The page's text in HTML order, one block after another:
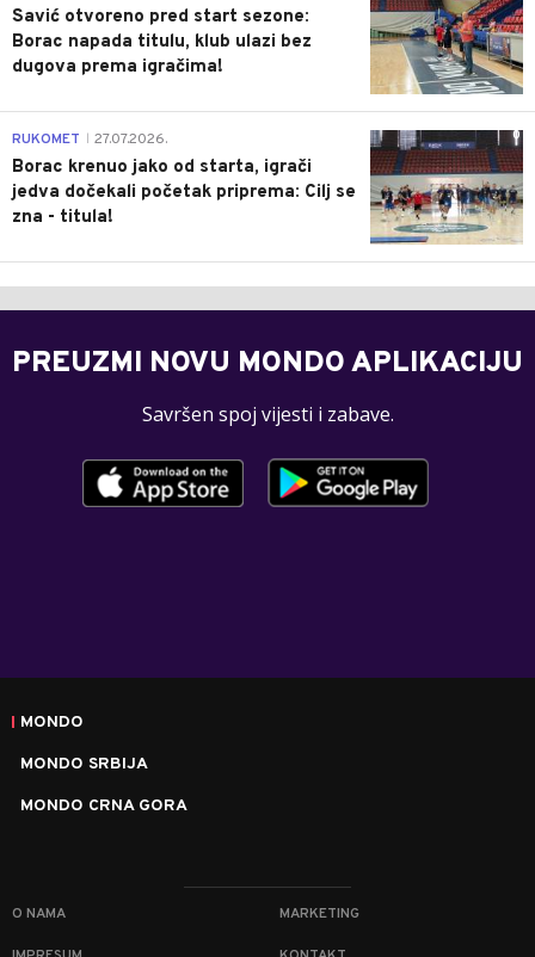
Savić otvoreno pred start sezone:
Borac napada titulu, klub ulazi bez
dugova prema igračima!
0
RUKOMET 27.07.2026.
Borac krenuo jako od starta, igrači
jedva dočekali početak priprema: Cilj se
zna - titula!
PREUZMI NOVU MONDO APLIKACIJU
Savršen spoj vijesti i zabave.
MONDO
MONDO SRBIJA
MONDO CRNA GORA
O NAMA MARKETING